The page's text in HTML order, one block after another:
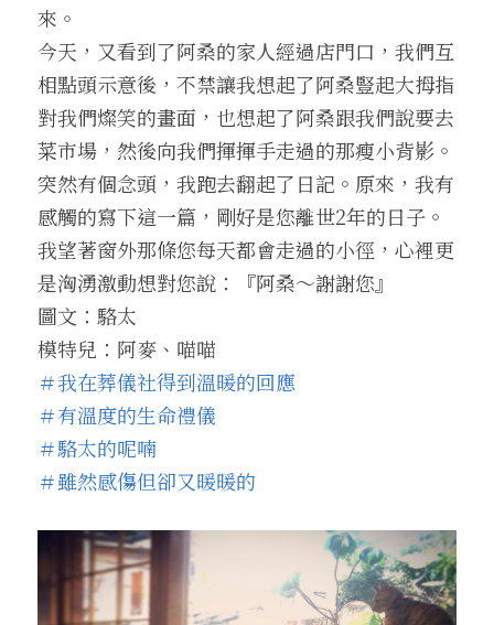
來。
今天，又看到了阿桑的家人經過店門口，我們互
相點頭示意後，不禁讓我想起了阿桑豎起大拇指
對我們燦笑的畫面，也想起了阿桑跟我們說要去
菜市場，然後向我們揮揮手走過的那瘦小背影。
突然有個念頭，我跑去翻起了日記。原來，我有
感觸的寫下這一篇，剛好是您離世2年的日子。
我望著窗外那條您每天都會走過的小徑，心裡更
是洶湧激動想對您說：『阿桑～謝謝您』
圖文：駱太
模特兒：阿麥、喵喵
＃我在葬儀社得到溫暖的回應
＃有溫度的生命禮儀
＃駱太的呢喃
＃雖然感傷但卻又暖暖的